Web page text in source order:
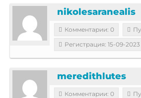
nikolesaranealis
Комментарии: 0
Регистрация: 15-09-2023
meredithlutes
Комментарии: 0